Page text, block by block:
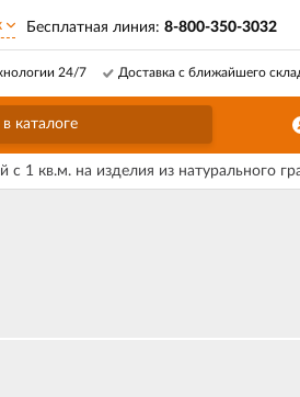
Бесплатная линия: 8-800-350-3032
24/7 Доставка с ближайшего
с 1 кв.м. на изделия из натурального